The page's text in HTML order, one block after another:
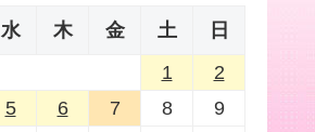
水 木 金 土
日
1
2
5 6 7 8
9